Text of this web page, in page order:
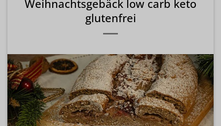
Weihnachtsgebäck low carb keto
glutenfrei